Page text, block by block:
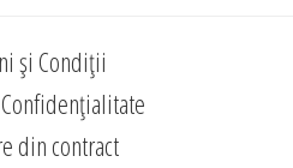
și Condiții
din contract